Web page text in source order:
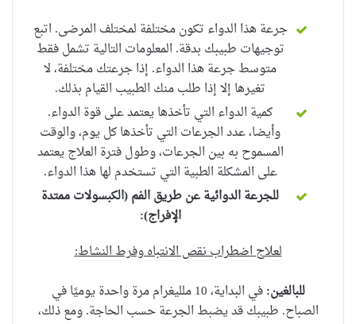
جرعة هذا الدواء تكون مختلفة لمختلف المرضى. اتبع
توجيهات طبيبك بدقة. المعلومات التالية تشمل فقط
متوسط ​​جرعة هذا الدواء. إذا جرعتك مختلفة، لا
تغيرها إلا إذا طلب منك الطبيب القيام بذلك.
كمية الدواء التي تأخذها يعتمد على قوة الدواء.
وأيضا، عدد الجرعات التي تأخذها كل يوم، والوقت
المسموح به بين الجرعات، وطول فترة العلاج يعتمد
على المشكلة الطبية التي تستخدم لها هذا الدواء.
للجرعة الدوائية عن طريق الفم (الكبسولاتممتدة
الإفراج):
لعلاج اضطراب نقص الانتباه وفرط النشاط:
للبالغين:
في البداية، 10 ملليغرام مرة واحدة يوميًا في
الصباح. طبيبك قد يضبط الجرعة حسب الحاجة.ومع ذلك،